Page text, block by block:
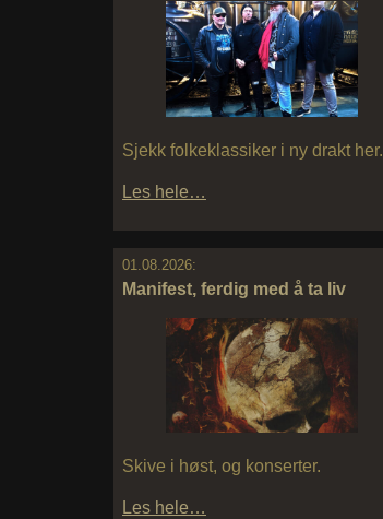
Sjekk folkeklassiker i ny drakt her.
Les hele…
01.08.2026:
Manifest, ferdig med å ta liv
Skive i høst, og konserter.
Les hele…